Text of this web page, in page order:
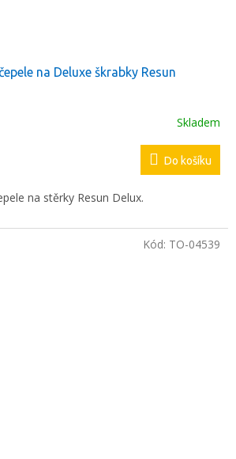
na Deluxe škrabky Resun
Skladem
Do košíku
na stěrky Resun Delux.
Kód: TO-04539